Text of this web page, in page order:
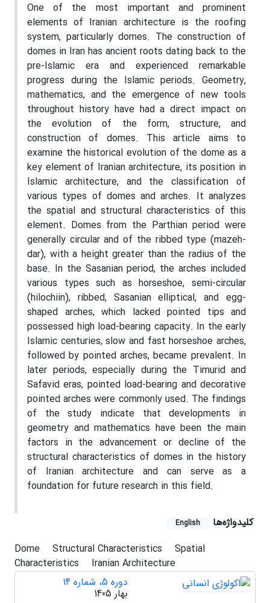
One of the most important and prominent
elements of Iranian architecture is the roofing
system, particularly domes. The construction of
domes in Iran has ancient roots dating back to the
pre-Islamic era and experienced remarkable
progress during the Islamic periods. Geometry,
mathematics, and the emergence of new tools
throughout history have had a direct impact on
the evolution of the form, structure, and
construction of domes. This article aims to
examine the historical evolution of the dome as a
key element of Iranian architecture, its position in
Islamic architecture, and the classification of
various types of domes and arches. It analyzes
the spatial and structural characteristics of this
element. Domes from the Parthian period were
generally circular and of the ribbed type (mazeh-
dar), with a height greater than the radius of the
base. In the Sasanian period, the arches included
various types such as horseshoe, semi-circular
(hilochiin), ribbed, Sasanian elliptical, and egg-
shaped arches, which lacked pointed tips and
possessed high load-bearing capacity. In the early
Islamic centuries, slow and fast horseshoe arches,
followed by pointed arches, became prevalent. In
later periods, especially during the Timurid and
Safavid eras, pointed load-bearing and decorative
pointed arches were commonly used. The findings
of the study indicate that developments in
geometry and mathematics have been the main
factors in the advancement or decline of the
structural characteristics of domes in the history
of Iranian architecture and can serve as a
foundation for future research in this field.
کلیدواژه‌ها English
Dome Structural Characteristics
Spatial
Characteristics
Iranian Architecture
دوره 5، شماره 14
بهار 1405